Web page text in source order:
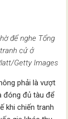
để nghe Tổng
cử ở
Getty Images
phải là vượt
đóng đủ tàu để
khi chiến tranh